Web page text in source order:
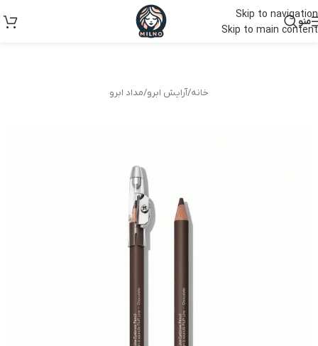
Skip to navigation
Skip to main content
منو
خانه/آرایش ابرو/مداد ابرو